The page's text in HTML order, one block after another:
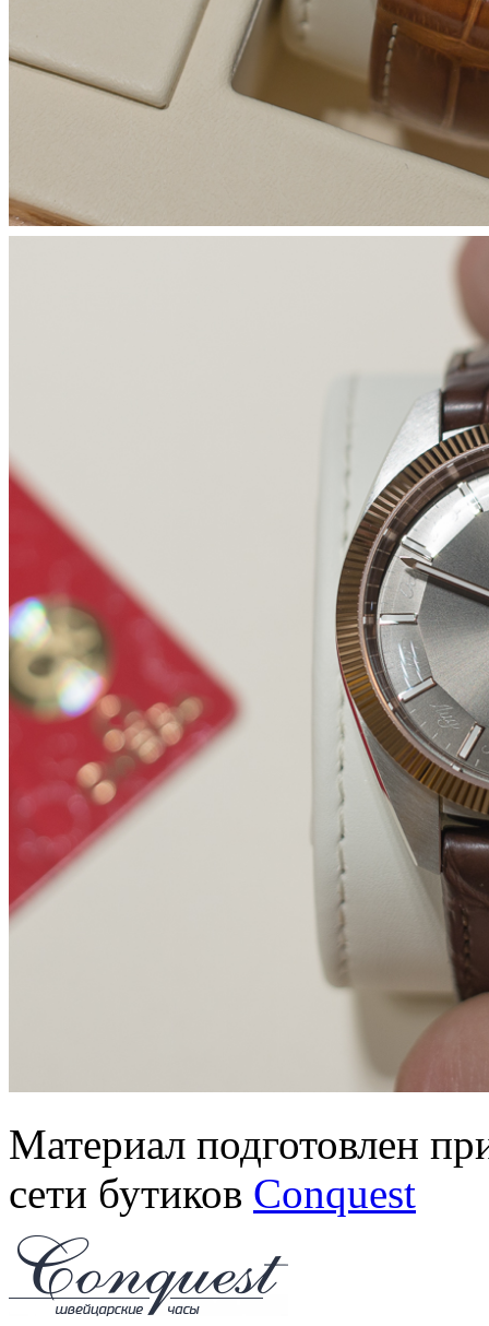
Материал подготовлен
сети бутиков Conquest